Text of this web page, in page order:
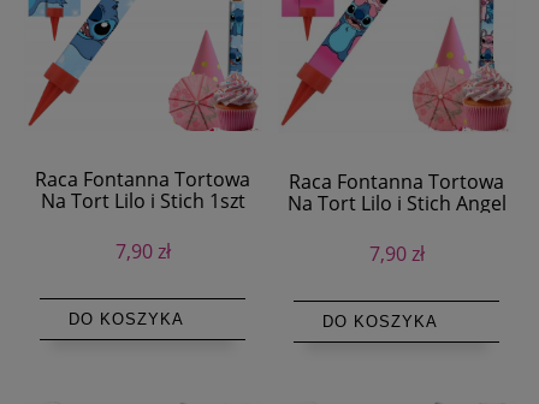
Raca Fontanna Tortowa
Na Tort Lilo i Stich 1szt
7,90 zł
DO KOSZYKA
Raca Fontanna Tortowa
Na Tort Lilo i Stich Angel
7,90 zł
DO KOSZYKA